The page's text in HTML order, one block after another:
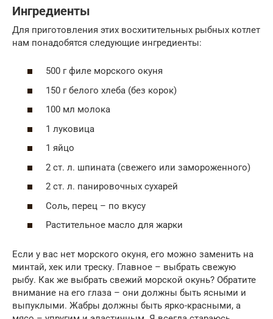
Ингредиенты
Для приготовления этих восхитительных рыбных котлет
нам понадобятся следующие ингредиенты:
500 г филе морского окуня
150 г белого хлеба (без корок)
100 мл молока
1 луковица
1 яйцо
2 ст. л. шпината (свежего или замороженного)
2 ст. л. панировочных сухарей
Соль, перец – по вкусу
Растительное масло для жарки
Если у вас нет морского окуня, его можно заменить на
минтай, хек или треску. Главное – выбрать свежую
рыбу. Как же выбрать свежий морской окунь? Обратите
внимание на его глаза – они должны быть ясными и
выпуклыми. Жабры должны быть ярко-красными, а